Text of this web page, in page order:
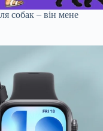
собак – він мене